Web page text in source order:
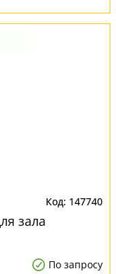
147740
зала
По запросу